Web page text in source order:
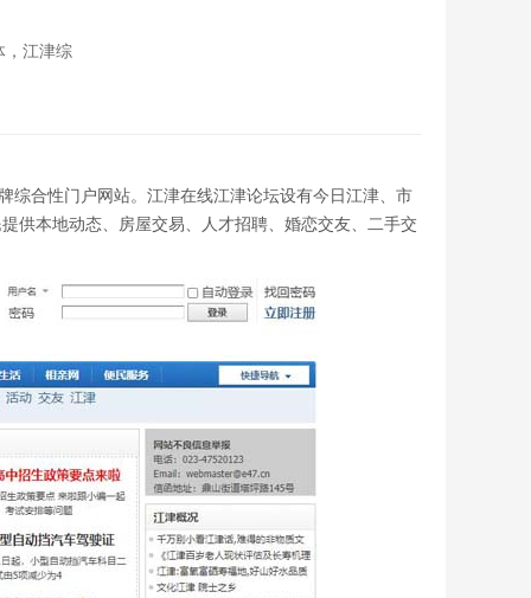
，江津综
综合性门户网站。江津在线江津论坛设有今日江津、市
供本地动态、房屋交易、人才招聘、婚恋交友、二手交